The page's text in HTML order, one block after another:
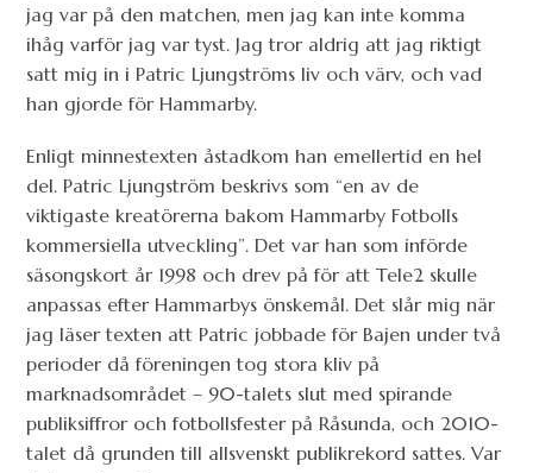
jag var på den matchen, men jag kan inte komma
ihåg varför jag var tyst. Jag tror aldrig att jag riktigt
satt mig in i Patric Ljungströms liv och värv, och vad
han gjorde för Hammarby.
Enligt minnestexten åstadkom han emellertid en hel
del. Patric Ljungström beskrivs som “en av de
viktigaste kreatörerna bakom Hammarby Fotbolls
kommersiella utveckling”. Det var han som införde
säsongskort år 1998 och drev på för att Tele2 skulle
anpassas efter Hammarbys önskemål. Det slår mig när
jag läser texten att Patric jobbade för Bajen under två
perioder då föreningen tog stora kliv på
marknadsområdet – 90-talets slut med spirande
publiksiffror och fotbollsfester på Råsunda, och 2010-
talet då grunden till allsvenskt publikrekord sattes. Var